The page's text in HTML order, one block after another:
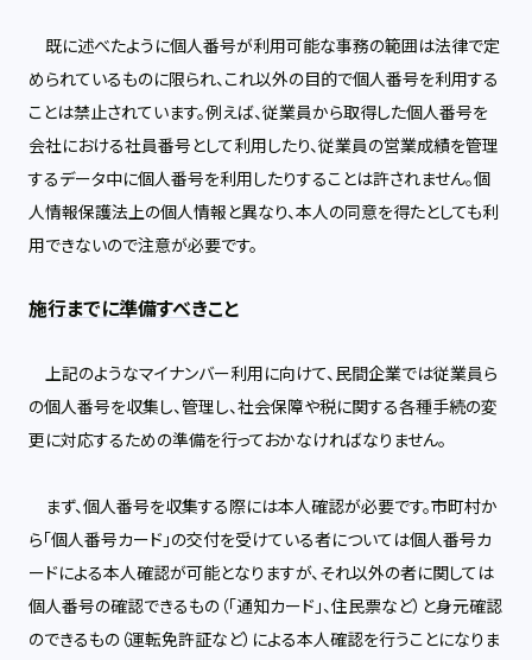
既に述べたように個人番号が利用可能な事務の範囲は法律で定
められているものに限られ、これ以外の目的で個人番号を利用する
ことは禁止されています。例えば、従業員から取得した個人番号を
会社における社員番号として利用したり、従業員の営業成績を管理
するデータ中に個人番号を利用したりすることは許されません。個
人情報保護法上の個人情報と異なり、本人の同意を得たとしても利
用できないので注意が必要です。
施行までに準備すべきこと
上記のようなマイナンバー利用に向けて、民間企業では従業員ら
の個人番号を収集し、管理し、社会保障や税に関する各種手続の変
更に対応するための準備を行っておかなければなりません。
まず、個人番号を収集する際には本人確認が必要です。市町村か
ら「個人番号カード」の交付を受けている者については個人番号カ
ードによる本人確認が可能となりますが、それ以外の者に関しては
個人番号の確認できるもの（「通知カード」、住民票など）と身元確認
のできるもの（運転免許証など）による本人確認を行うことになりま